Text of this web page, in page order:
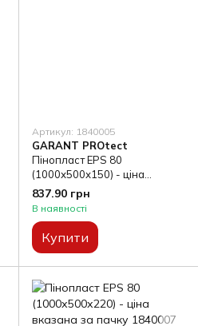
Артикул: 1840005
GARANT PROtect
Пінопласт EPS 80
(1000х500х150) - ціна
вказана за пачку
837.90 грн
В наявності
Купити